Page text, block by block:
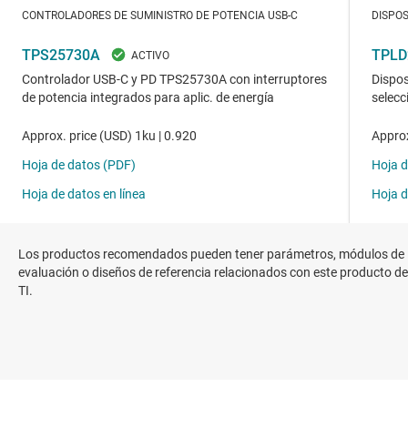
Los productos recomendados pueden tener parámetros, módulos de
evaluación o diseños de referencia relacionados con este producto de
TI.